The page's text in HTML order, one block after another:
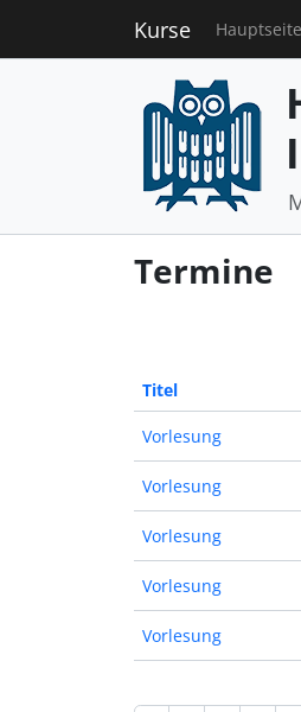
Kurse Hauptseite
Termine
Titel
Vorlesung
Vorlesung
Vorlesung
Vorlesung
Vorlesung